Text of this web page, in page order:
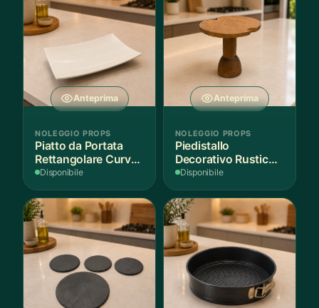
Anteprima
NOLEGGIO PROPS
Piatto da Portata
Rettangolare Curvo
Bianco
Disponibile
Anteprima
NOLEGGIO PROPS
Piedistallo
Decorativo Rustico
in Legno
Disponibile